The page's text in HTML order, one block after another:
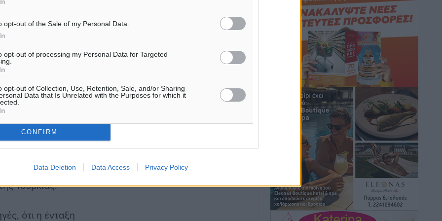
opt-out of the Sale of my Personal Data.
opt-out of processing my Personal Data for Targeted
opt-out of Collection, Use, Retention, Sale, and/or Sharing
Data that Is Unrelated with the Purposes for which it
CONFIRM
Data Deletion Data Access Privacy Policy
(πολιτικός
αν οι συνθήκες είναι
θέμα, δηλαδή η
για ακόμη δύο
και, ενδεχομένως,
Ενδιαμέσως θα πρέπει
διαλόγου.
ατμόσφαιρα ζητήματα
για ένταξη της
Τουρκίας.
ότι η ένταξη
Τοπικές Ειδήσεις πριν 7 ώρες
Iατρικός Σύλλογος Ροδου προς Α.
Γεωργιάδη: Στρατηγικές Προτάσεις για
την Ενίσχυση της Δημόσιας Υγείας στη
Νησιωτική Ελλάδα και στα
Νοσοκομεία της Γ΄ Ζώνης
Τοπικές Ειδήσεις• πριν 7 ώρες
Πάνθηρες: Ξεκίνησαν αισιόδοξοι για
την παρθενική “πτήση” τους
Αθλητικά• πριν 7 ώρες
Άρης Αρχαγγέλου: Στο πλευρό του
άτυχου Ιάκωβου Θωμά
Αθλητικά• πριν 7 ώρες